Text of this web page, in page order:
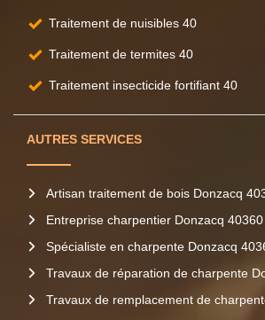
Traitement de nuisibles 40
Traitement de termites 40
Traitement insecticide fortifiant 40
AUTRES SERVICES
Artisan traitement de bois Donzacq
Entreprise charpentier Donzacq 40360
Spécialiste en charpente Donzacq
Travaux de réparation de charpente
Travaux de remplacement de